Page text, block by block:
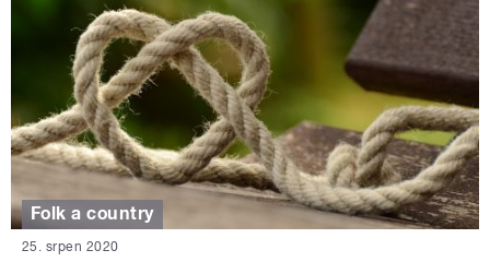
Folk a country
25. srpen 2020